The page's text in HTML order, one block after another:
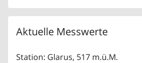
Aktuelle Messwerte
Station: Glarus, 517 m.ü.M.